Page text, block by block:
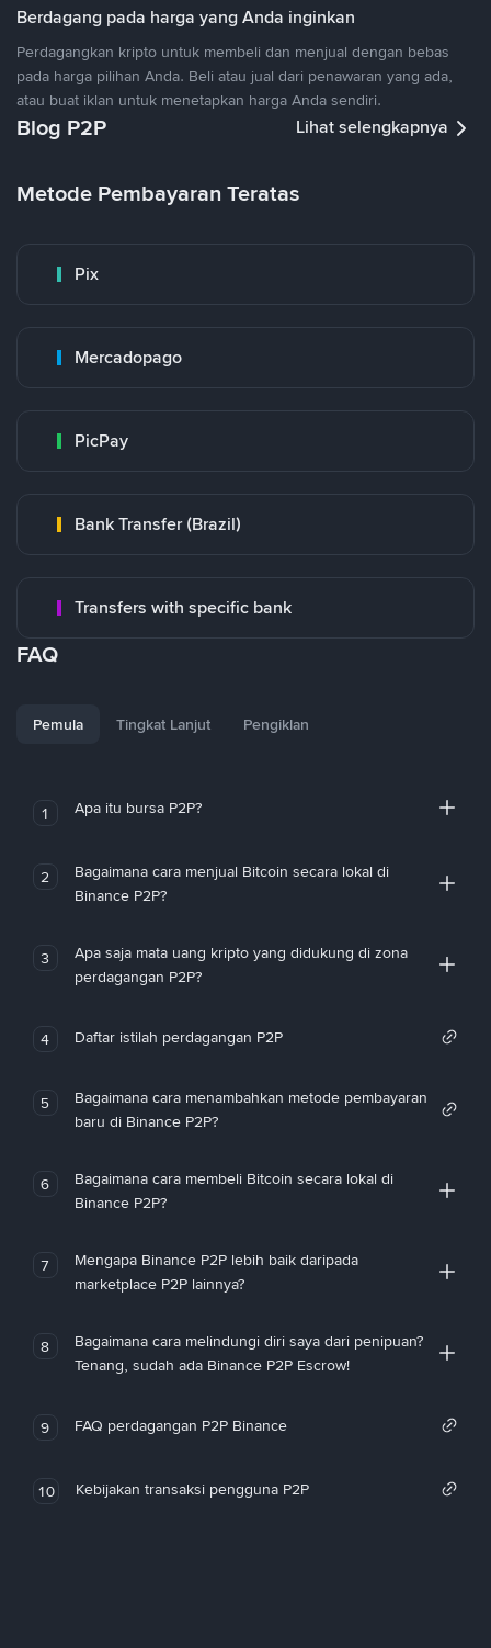
Berdagang pada harga yang Anda inginkan
Perdagangkan kripto untuk membeli dan menjual dengan bebas
pada harga pilihan Anda. Beli atau jual dari penawaran yang ada,
atau buat iklan untuk menetapkan harga Anda sendiri.
Blog P2P Lihat selengkapnya
Metode Pembayaran Teratas
Pix
Mercadopago
PicPay
Bank Transfer (Brazil)
Transfers with specific bank
FAQ
Pemula Tingkat Lanjut Pengiklan
1 Apa itu bursa P2P?
2
Bagaimana cara menjual Bitcoin secara lokal di
Binance P2P?
3
Apa saja mata uang kripto yang didukung di zona
perdagangan P2P?
4 Daftar istilah perdagangan P2P
5
Bagaimana cara menambahkan metode pembayaran
baru di Binance P2P?
6
Bagaimana cara membeli Bitcoin secara lokal di
Binance P2P?
7
Mengapa Binance P2P lebih baik daripada
marketplace P2P lainnya?
8
Bagaimana cara melindungi diri saya dari penipuan?
Tenang, sudah ada Binance P2P Escrow!
9 FAQ perdagangan P2P Binance
10 Kebijakan transaksi pengguna P2P